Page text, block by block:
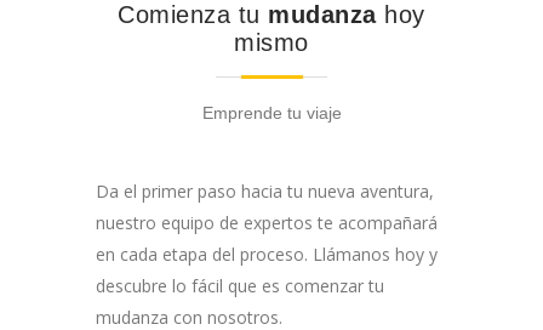
Comienza tu mudanza hoy
mismo
Emprende tu viaje
Da el primer paso hacia tu nueva aventura,
nuestro equipo de expertos te acompañará
en cada etapa del proceso. Llámanos hoy y
descubre lo fácil que es comenzar tu
mudanza con nosotros.